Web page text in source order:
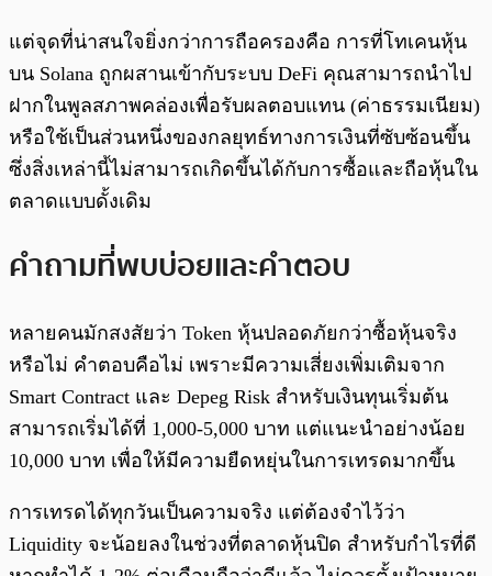
แต่จุดที่น่าสนใจยิ่งกว่าการถือครองคือ การที่โทเคนหุ้น
บน Solana ถูกผสานเข้ากับระบบ DeFi คุณสามารถนำไป
ฝากในพูลสภาพคล่องเพื่อรับผลตอบแทน (ค่าธรรมเนียม)
หรือใช้เป็นส่วนหนึ่งของกลยุทธ์ทางการเงินที่ซับซ้อนขึ้น
ซึ่งสิ่งเหล่านี้ไม่สามารถเกิดขึ้นได้กับการซื้อและถือหุ้นใน
ตลาดแบบดั้งเดิม
คำถามที่พบบ่อยและคำตอบ
หลายคนมักสงสัยว่า Token หุ้นปลอดภัยกว่าซื้อหุ้นจริง
หรือไม่ คำตอบคือไม่ เพราะมีความเสี่ยงเพิ่มเติมจาก
Smart Contract และ Depeg Risk สำหรับเงินทุนเริ่มต้น
สามารถเริ่มได้ที่ 1,000-5,000 บาท แต่แนะนำอย่างน้อย
10,000 บาท เพื่อให้มีความยืดหยุ่นในการเทรดมากขึ้น
การเทรดได้ทุกวันเป็นความจริง แต่ต้องจำไว้ว่า
Liquidity จะน้อยลงในช่วงที่ตลาดหุ้นปิด สำหรับกำไรที่ดี